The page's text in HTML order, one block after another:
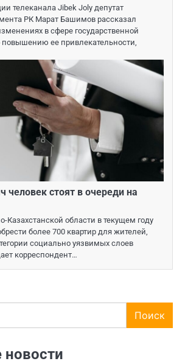
телеканала Jibek Joly депутат
РК Марат Башимов рассказал
в сфере государственной
ее привлекательности,
человек стоят в очереди на
Казахстанской области в текущем году
более 700 квартир для жителей,
социально уязвимых слоев
корреспондент…
Поиск
новости